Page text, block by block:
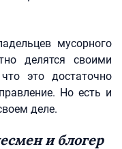
мусорного
делятся своими
это достаточно
Но есть и
деле.
и блогер